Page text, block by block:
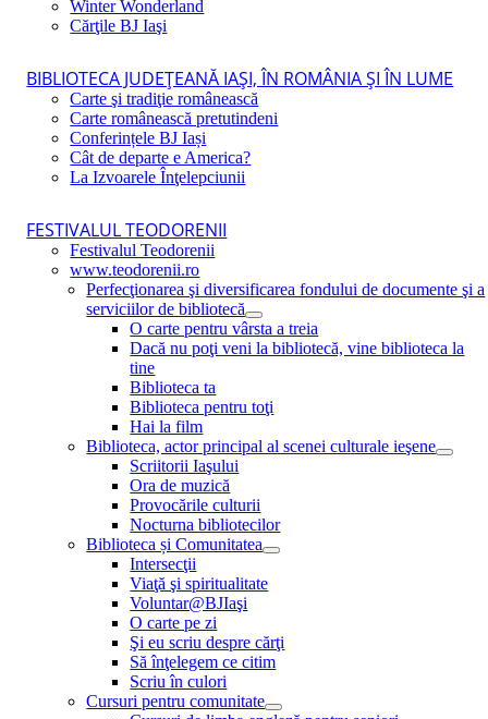
Winter Wonderland
Cărţile BJ Iaşi
BIBLIOTECA JUDEŢEANĂ IAŞI, ÎN ROMÂNIA ŞI ÎN LUME
Carte şi tradiţie românească
Carte românească pretutindeni
Conferințele BJ Iași
Cât de departe e America?
La Izvoarele Înţelepciunii
FESTIVALUL TEODORENII
Festivalul Teodorenii
www.teodorenii.ro
Perfecţionarea şi diversificarea fondului de documente şi a
serviciilor de bibliotecă
O carte pentru vârsta a treia
Dacă nu poţi veni la bibliotecă, vine biblioteca la
tine
Biblioteca ta
Biblioteca pentru toţi
Hai la film
Biblioteca, actor principal al scenei culturale ieşene
Scriitorii Iaşului
Ora de muzică
Provocările culturii
Nocturna bibliotecilor
Biblioteca și Comunitatea
Intersecţii
Viaţă şi spiritualitate
Voluntar@BJIaşi
O carte pe zi
Şi eu scriu despre cărţi
Să înţelegem ce citim
Scriu în culori
Cursuri pentru comunitate